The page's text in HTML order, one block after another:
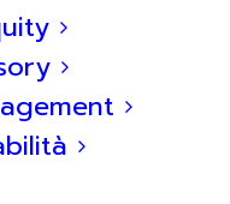
azionisti
Archiva